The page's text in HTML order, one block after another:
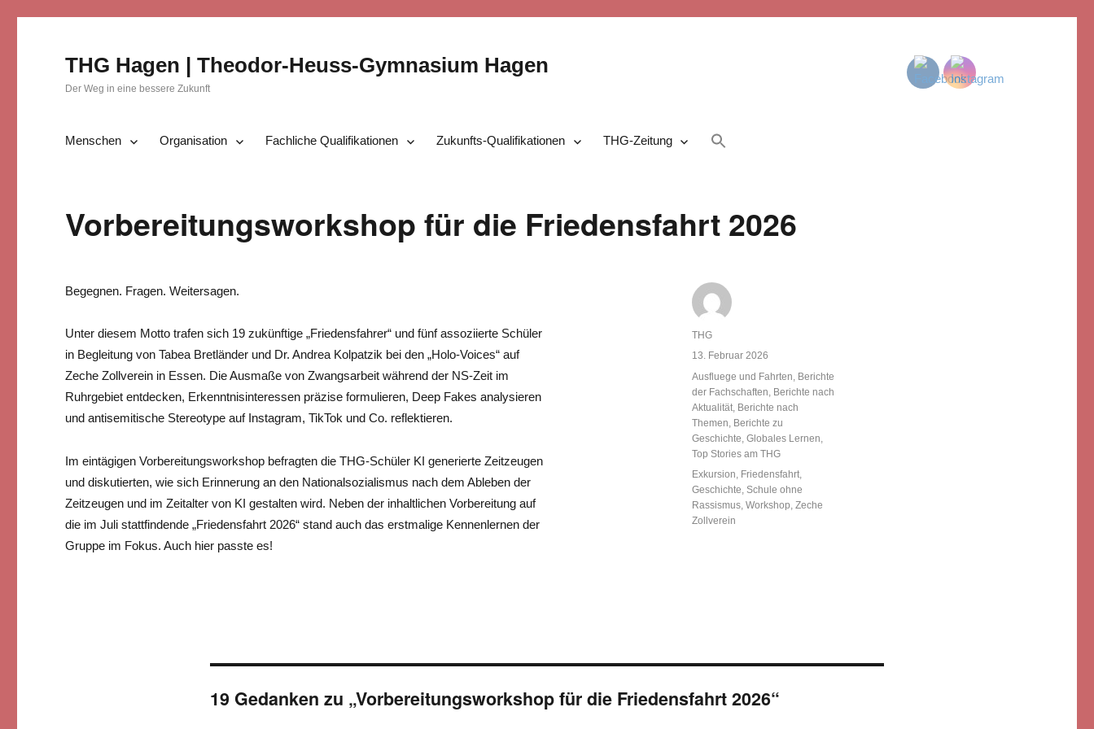
THG Hagen | Theodor-Heuss-Gymnasium Hagen
Der Weg in eine bessere Zukunft
Menschen Organisation Fachliche Qualifikationen Zukunfts-Qualifikationen THG-Zeitung
Vorbereitungsworkshop für die Friedensfahrt 2026
Begegnen. Fragen. Weitersagen.
Unter diesem Motto trafen sich 19 zukünftige „Friedensfahrer“ und fünf assoziierte Schüler
in Begleitung von Tabea Bretländer und Dr. Andrea Kolpatzik bei den „Holo-Voices“ auf
Zeche Zollverein in Essen. Die Ausmaße von Zwangsarbeit während der NS-Zeit im
Ruhrgebiet entdecken, Erkenntnisinteressen präzise formulieren, Deep Fakes analysieren
und antisemitische Stereotype auf Instagram, TikTok und Co. reflektieren.
Im eintägigen Vorbereitungsworkshop befragten die THG-Schüler KI generierte Zeitzeugen
und diskutierten, wie sich Erinnerung an den Nationalsozialismus nach dem Ableben der
Zeitzeugen und im Zeitalter von KI gestalten wird. Neben der inhaltlichen Vorbereitung auf
die im Juli stattfindende „Friedensfahrt 2026“ stand auch das erstmalige Kennenlernen der
Gruppe im Fokus. Auch hier passte es!
Autor
THG
Veröffentlicht
am
13. Februar 2026
Kategorien
Ausfluege und Fahrten Berichte
der Fachschaften Berichte nach
Aktualität, Berichte nach
Themen Berichte zu
Geschichte Globales Lernen
Top Stories am THG
Schlagwörter
Exkursion, Friedensfahrt,
Geschichte, Schule ohne
Rassismus, Workshop, Zeche
Zollverein
19 Gedanken zu „Vorbereitungsworkshop für die Friedensfahrt 2026“